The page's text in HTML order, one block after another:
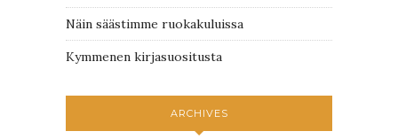
Näin säästimme ruokakuluissa
Kymmenen kirjasuositusta
ARCHIVES